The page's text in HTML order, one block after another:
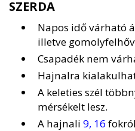
SZERDA
Napos idő várható
illetve
Csapadék nem
Hajnalra
A keleties szél
mérsékelt lesz.
A hajnali 9, 16 fokról